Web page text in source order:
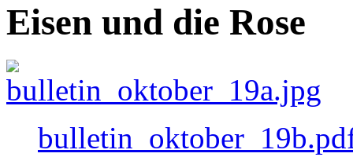
Eisen und die Rose